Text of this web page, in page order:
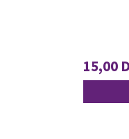
15,00